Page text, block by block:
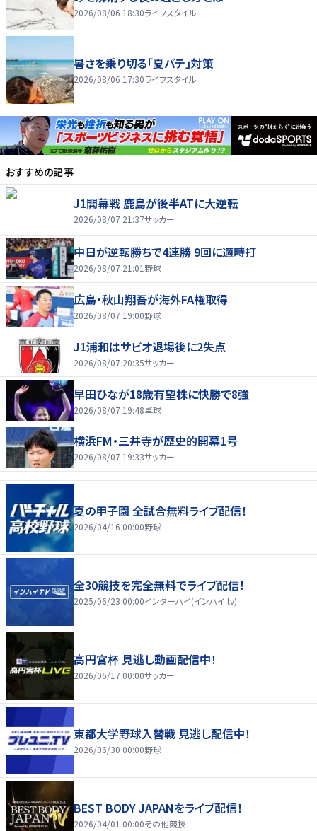
2026/08/06 18:30ライフスタイル
暑さを乗り切る「夏バテ」対策
2026/08/06 17:30ライフスタイル
おすすめの記事
J1開幕戦 鹿島が後半ATに大逆転
2026/08/07 21:37サッカー
中日が逆転勝ちで4連勝 9回に適時打
2026/08/07 21:01野球
広島・秋山翔吾が海外FA権取得
2026/08/07 19:00野球
J1浦和はサビオ退場後に2失点
2026/08/07 20:35サッカー
早田ひなが18歳有望株に快勝で8強
2026/08/07 19:48卓球
横浜FM・三井寺が歴史的開幕1号
2026/08/07 19:33サッカー
夏の甲子園 全試合無料ライブ配信！
2026/04/16 00:00野球
全30競技を完全無料でライブ配信！
2025/06/23 00:00インターハイ(インハイ.tv)
高円宮杯 見逃し動画配信中！
2026/06/17 00:00サッカー
東都大学野球入替戦 見逃し配信中！
2026/06/30 00:00野球
BEST BODY JAPANをライブ配信！
2026/04/01 00:00その他競技